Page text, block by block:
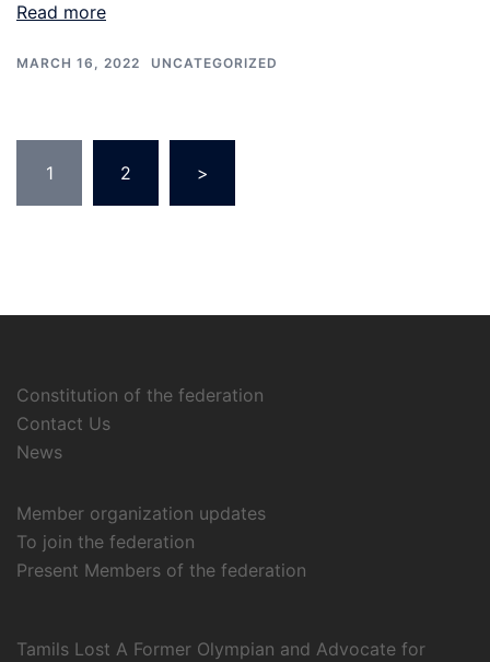
Read more
MARCH 16, 2022 UNCATEGORIZED
1 2 >
Constitution of the federation
Contact Us
News
Member organization updates
To join the federation
Present Members of the federation
Tamils Lost A Former Olympian and Advocate for